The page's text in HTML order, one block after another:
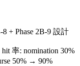
8 + Phase 2B-9 設計
率: nomination 30%
50% → 90%